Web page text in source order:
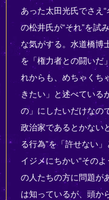
あった太田光氏でさえ
の松井氏が“それ”を試
な気がする。水道橋博
を「権力者との闘いだ
れからも、めちゃくち
きたい」と述べている
の」にしたいだけなの
政治家であるとかない
る行為”を「許せない
イジメにちかい“その
の人たちの方に問題が
は知っているが、頭か